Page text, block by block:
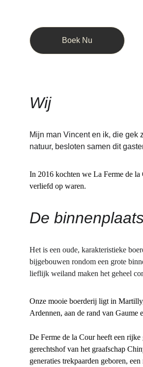
Boek Nu
Wij
Mijn man Vincent en ik, die gek
natuur, besloten samen dit
In 2016 kochten we La Ferme de la
verliefd op waren.
De
Het is een oude, karakteristieke
bijgebouwen rondom een ​​grote
lieflijk weiland maken het geheel
Onze mooie boerderij ligt in
Ardennen, aan de rand van
De Ferme de la Cour heeft een
gerechtshof van het graafschap
generaties trekpaarden geboren,